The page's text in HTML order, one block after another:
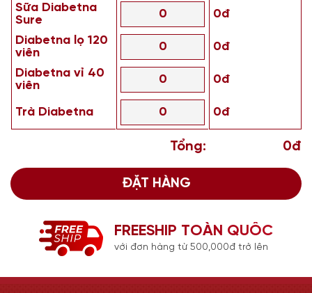
Sữa Diabetna
Sure
Diabetna lọ 120
viên
Diabetna vỉ 40
viên
Trà Diabetna
0đ
0đ
0đ
0đ
FREESHIP TOÀN QUỐC
với đơn hàng từ 500,000đ trở lên
Tổng: 0đ
ĐẶT HÀNG